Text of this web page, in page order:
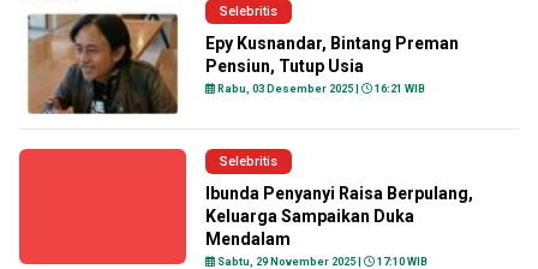
Selebritis
Epy Kusnandar, Bintang Preman
Pensiun, Tutup Usia
Rabu, 03 Desember 2025 | 16:21 WIB
Selebritis
Ibunda Penyanyi Raisa Berpulang,
Keluarga Sampaikan Duka
Mendalam
Sabtu, 29 November 2025 | 17:10 WIB